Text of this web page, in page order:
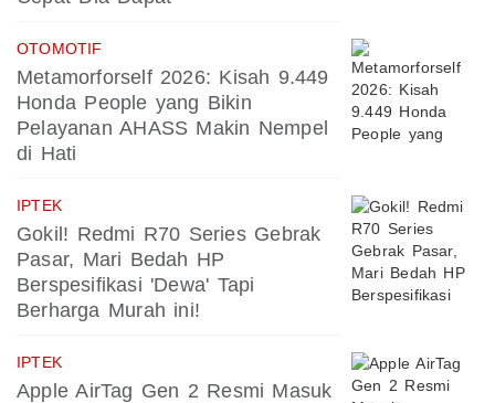
OTOMOTIF
Metamorforself 2026: Kisah 9.449
Honda People yang Bikin
Pelayanan AHASS Makin Nempel
di Hati
IPTEK
Gokil! Redmi R70 Series Gebrak
Pasar, Mari Bedah HP
Berspesifikasi 'Dewa' Tapi
Berharga Murah ini!
IPTEK
Apple AirTag Gen 2 Resmi Masuk